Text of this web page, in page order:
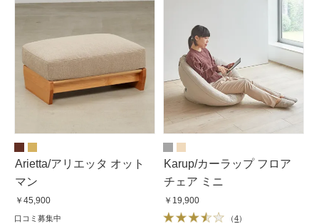
Arietta/アリエッタ オット
マン
￥45,900
口コミ募集中
Karup/カーラップ フロア
チェア ミニ
￥19,900
（4）